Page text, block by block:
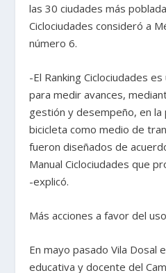
las 30 ciudades más
Ciclociudades consideró a
número 6.
-El Ranking Ciclociudades
para medir avances,
gestión y desempeño, en
bicicleta como medio de
fueron diseñados de
Manual Ciclociudades que
-explicó.
Más acciones a favor del
En mayo pasado Vila Dosal
educativa y docente del